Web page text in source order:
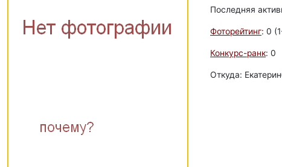
Последняя
Фоторейтинг: 0
Конкурс-ранк: 0
Откуда: